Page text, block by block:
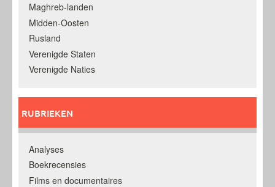
Maghreb-landen
Midden-Oosten
Rusland
Verenigde Staten
Verenigde Naties
RUBRIEKEN
Analyses
Boekrecensies
Films en documentaires